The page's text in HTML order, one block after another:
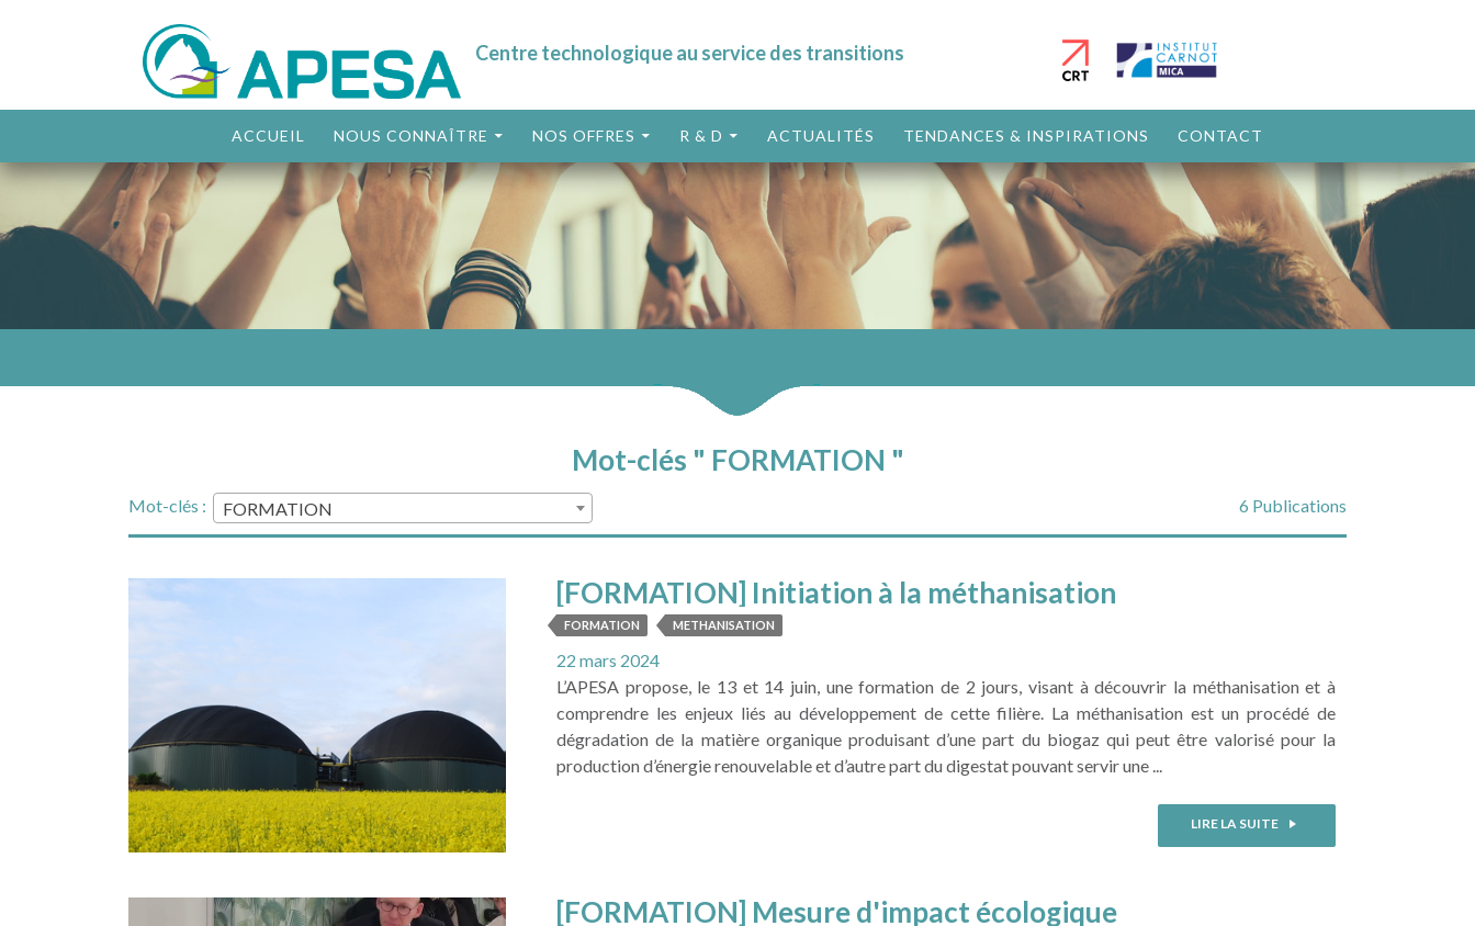
Centre technologique au service des transitions
ACCUEIL
NOUS CONNAÎTRE NOS OFFRES R & D ACTUALITÉS TENDANCES & INSPIRATIONS CONTACT
Mot-clés " FORMATION "
6 Publications
Mot-clés : FORMATION
[FORMATION] Initiation à la méthanisation
FORMATION METHANISATION
22 mars 2024
L’APESA propose, le 13 et 14 juin, une formation de 2 jours, visant à découvrir la méthanisation et à
comprendre les enjeux liés au développement de cette filière. La méthanisation est un procédé de
dégradation de la matière organique produisant d’une part du biogaz qui peut être valorisé pour la
production d’énergie renouvelable et d’autre part du digestat pouvant servir une ...
LIRE LA SUITE
[FORMATION] Mesure d'impact écologique